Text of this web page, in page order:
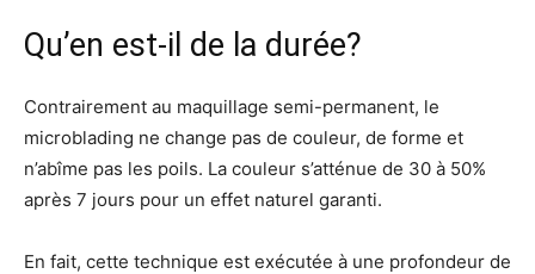
Qu’en est-il de la durée?
Contrairement au maquillage semi-permanent, le
microblading ne change pas de couleur, de forme et
n’abîme pas les poils. La couleur s’atténue de 30 à 50%
après 7 jours pour un effet naturel garanti.
En fait, cette technique est exécutée à une profondeur de